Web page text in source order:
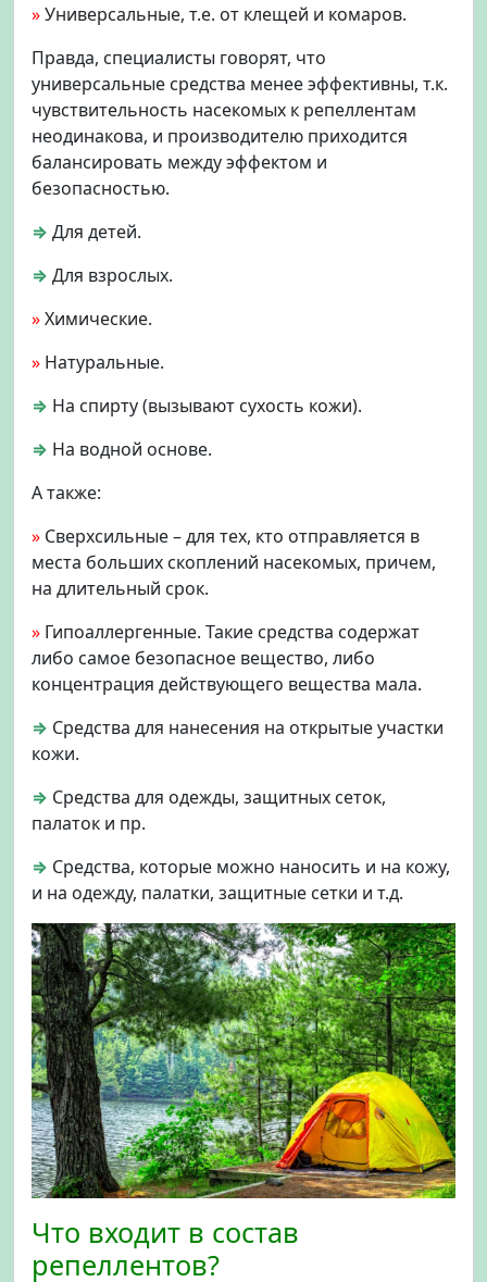
»Универсальные, т.е. от клещей и комаров.
Правда, специалисты говорят, что
универсальные средства менее эффективны, т.к.
чувствительность насекомых к репеллентам
неодинакова, и производителю приходится
балансировать между эффектом и
безопасностью.
⇒ Для детей.
⇒ Для взрослых.
»Химические.
» Натуральные.
⇒ На спирту (вызывают сухость кожи).
⇒ На водной основе.
А также:
» Сверхсильные – для тех, кто отправляется в
места больших скоплений насекомых, причем,
на длительный срок.
» Гипоаллергенные. Такие средства содержат
либо самое безопасное вещество, либо
концентрация действующего вещества мала.
⇒ Средства для нанесения на открытые участки
кожи.
⇒ Средства для одежды, защитных сеток,
палаток и пр.
⇒ Средства, которые можно наносить и на кожу,
и на одежду, палатки, защитные сетки и т.д.
Что входит в состав
репеллентов?